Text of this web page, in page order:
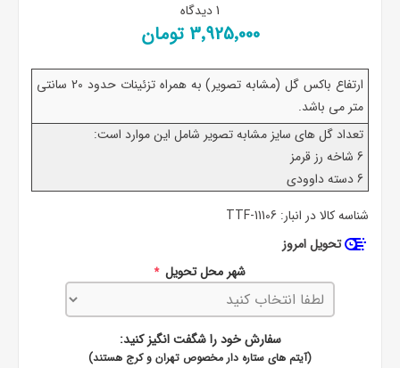
1 دیدگاه
3٬925٬000 تومان
ارتفاع باکس گل (مشابه تصویر) به همراه تزئینات حدود 20 سانتی
متر می باشد.
تعداد گل های سایز مشابه تصویر شامل این موارد است:
6 شاخه رز قرمز
6 دسته داوودی
شناسه کالا در انبار: TTF-11106
تحویل امروز
شهر محل تحویل *
سفارش خود را شگفت انگیز کنید:
(آیتم های ستاره دار مخصوص تهران و کرج هستند)